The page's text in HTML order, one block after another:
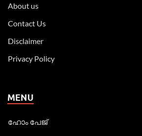
About us
Contact Us
Disclaimer
Privacy Policy
MENU
ഹോം പേജ്